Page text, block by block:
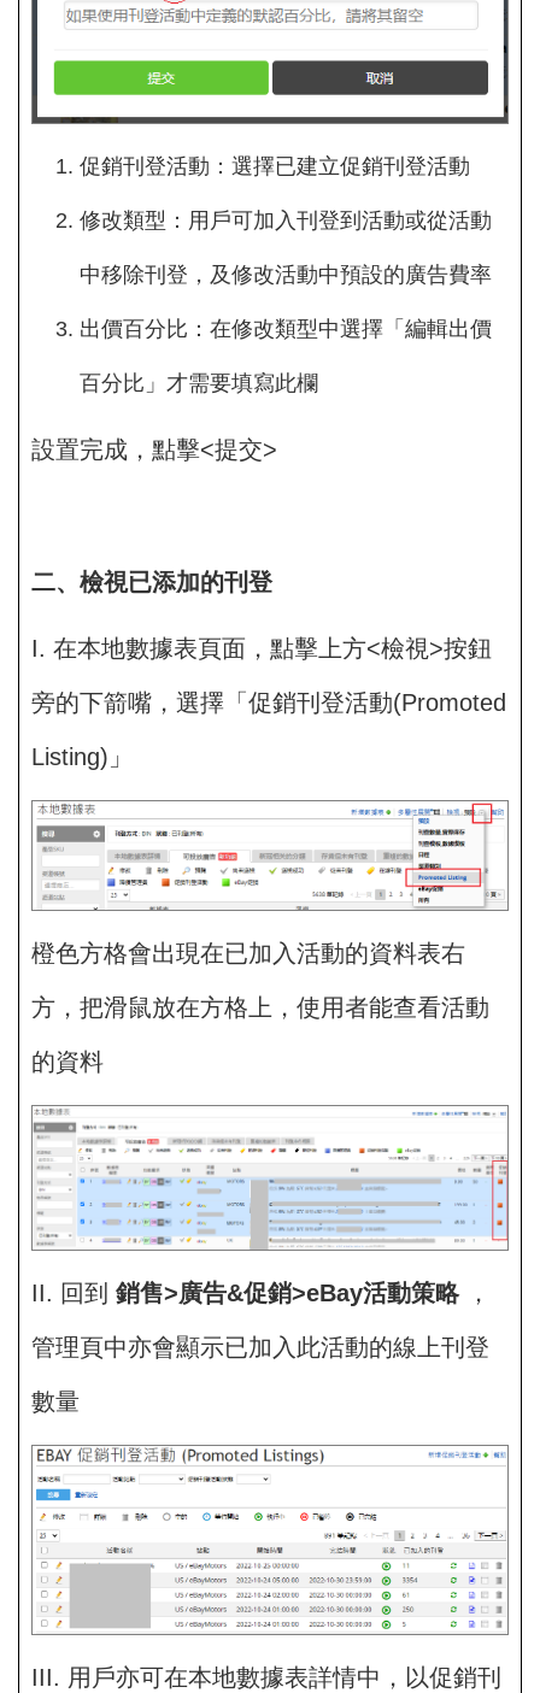
促銷刊登活動：選擇已建立促銷刊登活動
修改類型：用戶可加入刊登到活動或從活動
中移除刊登，及修改活動中預設的廣告費率
出價百分比：在修改類型中選擇「編輯出價
百分比」才需要填寫此欄
設置完成，點擊<提交>
二、檢視已添加的刊登
I. 在本地數據表頁面，點擊上方<檢視>按鈕
旁的下箭嘴，選擇「促銷刊登活動(Promoted
Listing)」
橙色方格會出現在已加入活動的資料表右
方，把滑鼠放在方格上，使用者能查看活動
的資料
II. 回到 銷售>廣告&促銷>eBay活動策略 ，
管理頁中亦會顯示已加入此活動的線上刊登
數量
III. 用戶亦可在本地數據表詳情中，以促銷刊